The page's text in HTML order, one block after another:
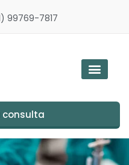
99769-7817
consulta